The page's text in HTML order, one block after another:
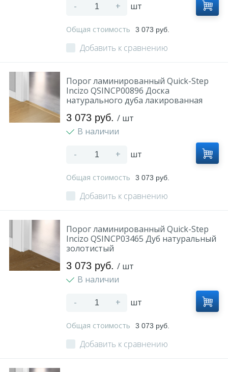
- + шт
Общая стоимость 3 073 руб.
Добавить к сравнению
Порог ламинированный Quick-Step
Incizo QSINCP00896 Доска
натурального дуба лакированная
3 073 руб. / шт
В наличии
- + шт
Общая стоимость 3 073 руб.
Добавить к сравнению
Порог ламинированный Quick-Step
Incizo QSINCP03465 Дуб натуральный
золотистый
3 073 руб. / шт
В наличии
- + шт
Общая стоимость 3 073 руб.
Добавить к сравнению